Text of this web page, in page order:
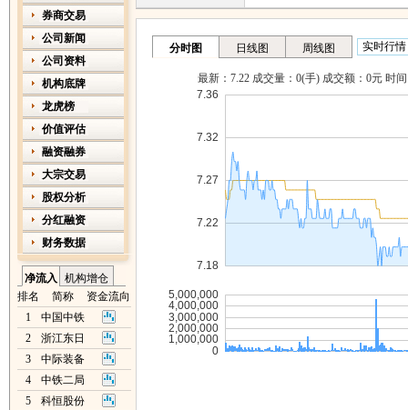
券商交易
公司新闻
公司资料
机构底牌
龙虎榜
价值评估
融资融券
大宗交易
股权分析
分红融资
财务数据
净流入
机构增仓
排名
简称
资金流向
1
中国中铁
2
浙江东日
3
中际装备
4
中铁二局
5
科恒股份